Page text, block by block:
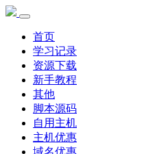
首页
学习记录
资源下载
新手教程
其他
脚本源码
自用主机
主机优惠
域名优惠